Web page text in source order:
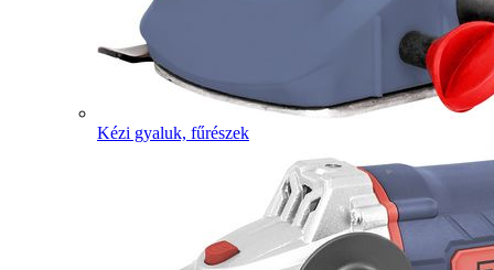
Kézi gyaluk, fűrészek